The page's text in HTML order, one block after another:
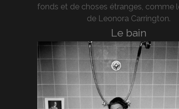
fonds et de choses étranges, comme
de Leonora Carrington.
Le bain